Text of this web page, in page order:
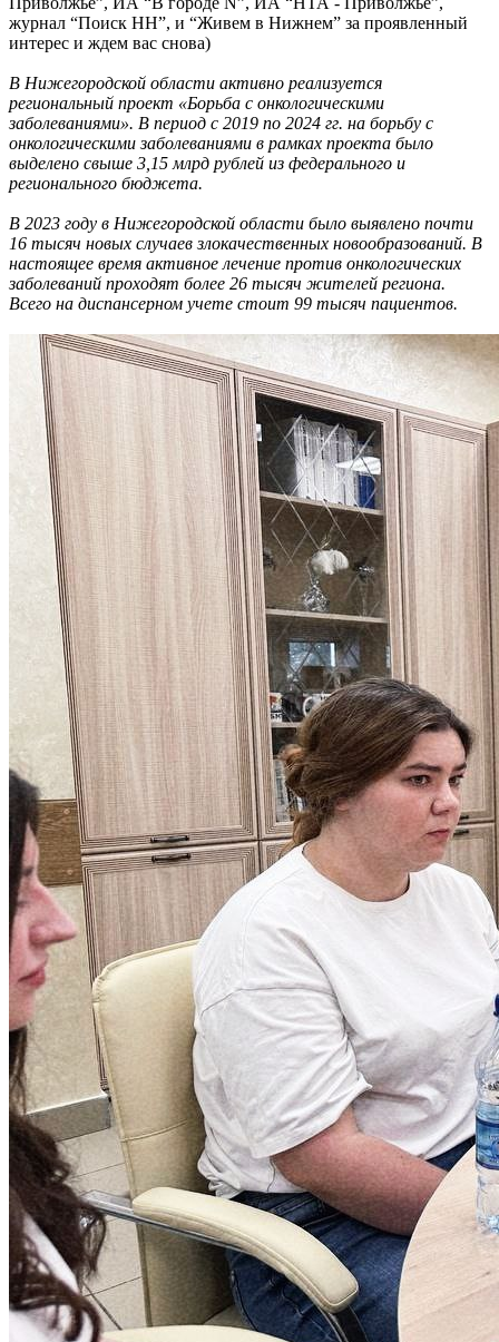
журнал “Поиск НН”, и “Живем в Нижнем” за проявленный
интерес и ждем вас снова)
В Нижегородской области активно реализуется
региональный проект «Борьба с онкологическими
заболеваниями». В период с 2019 по 2024 гг. на борьбу с
онкологическими заболеваниями в рамках проекта было
выделено свыше 3,15 млрд рублей из федерального и
регионального бюджета.
В 2023 году в Нижегородской области было выявлено почти
16 тысяч новых случаев злокачественных новообразований. В
настоящее время активное лечение против онкологических
заболеваний проходят более 26 тысяч жителей региона.
Всего на диспансерном учете стоит 99 тысяч пациентов.